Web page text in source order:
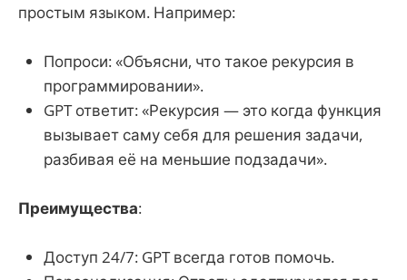
простым языком. Например:
Попроси: «Объясни, что такое рекурсия в
программировании».
GPT ответит: «Рекурсия — это когда функция
вызывает саму себя для решения задачи,
разбивая её на меньшие подзадачи».
Преимущества:
Доступ 24/7: GPT всегда готов помочь.